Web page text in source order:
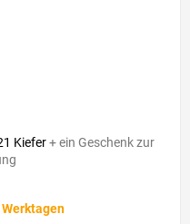
Kiefer+ ein Geschenk zur